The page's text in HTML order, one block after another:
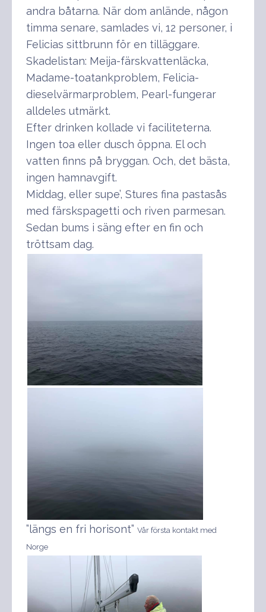
andra båtarna. När dom anlände, någon
timma senare, samlades vi, 12 personer, i
Felicias sittbrunn för en tilläggare.
Skadelistan: Meija-färskvattenläcka,
Madame-toatankproblem, Felicia-
dieselvärmarproblem, Pearl-fungerar
alldeles utmärkt.
Efter drinken kollade vi faciliteterna.
Ingen toa eller dusch öppna. El och
vatten finns på bryggan. Och, det bästa,
ingen hamnavgift.
Middag, eller supe’, Stures fina pastasås
med färskspagetti och riven parmesan.
Sedan bums i säng efter en fin och
tröttsam dag.
”längs en fri horisont” Vår första kontakt med
Norge